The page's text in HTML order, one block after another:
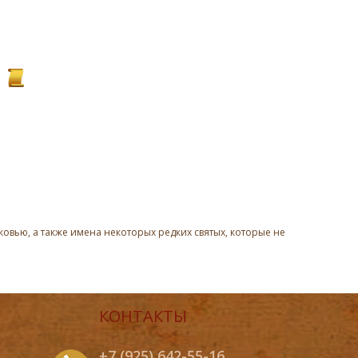
а также имена некоторых редких святых, которые не
КОНТАКТЫ